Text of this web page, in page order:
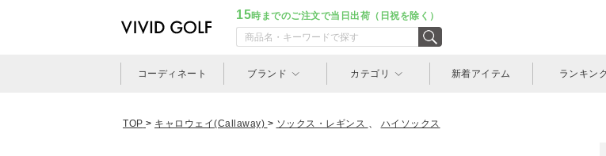
15時までのご注文で当日出荷（日祝を除く）
コーディネート ブランド カテゴリ 新着アイテム ランキン
TOP > キャロウェイ(Callaway) > ソックス・レギンス 、 ハイソックス